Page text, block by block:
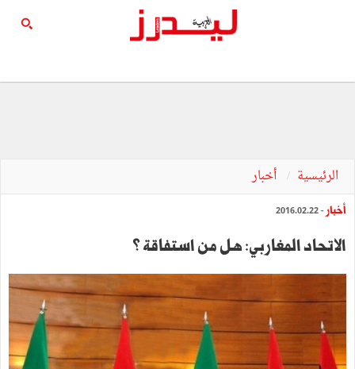
الرئيسية أخبار
أخبار - 2016.02.22
الاتحاد المغاربي: هل من استفاقة ؟